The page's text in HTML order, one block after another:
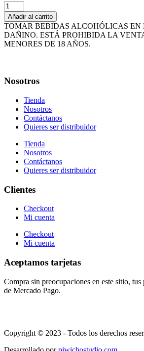
WINE
IN
THE
VAGINE
cantidad
Añadir al carrito
TOMAR BEBIDAS ALCOHÓLICAS EN
DAÑINO. ESTÁ PROHIBIDA LA
MENORES DE 18 AÑOS.
Nosotros
Tienda
Nosotros
Contáctanos
Quieres ser distribuidor
Tienda
Nosotros
Contáctanos
Quieres ser distribuidor
Clientes
Checkout
Mi cuenta
Checkout
Mi cuenta
Aceptamos tarjetas
Compra sin preocupaciones en este sitio, tus
de Mercado Pago.
Copyright © 2023 - Todos los derechos